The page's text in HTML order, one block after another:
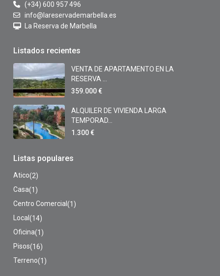
(+34) 600 957 496
info@lareservademarbella.es
La Reserva de Marbella
Listados recientes
VENTA DE APARTAMENTO EN LA
RESERVA ...
359.000 €
ALQUILER DE VIVIENDA LARGA
TEMPORAD...
1.300 €
Listas populares
Atico(2)
Casa(1)
Centro Comercial (1)
Local (14)
Oficina(1)
Pisos(16)
Terreno(1)